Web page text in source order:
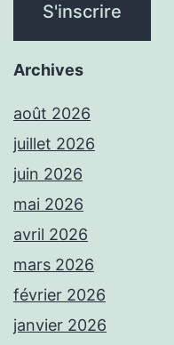
Archives
août 2026
juillet 2026
juin 2026
mai 2026
avril 2026
mars 2026
février 2026
janvier 2026